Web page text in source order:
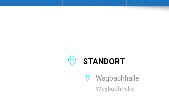
STANDORT
Wagbachhalle
Wagbachhalle